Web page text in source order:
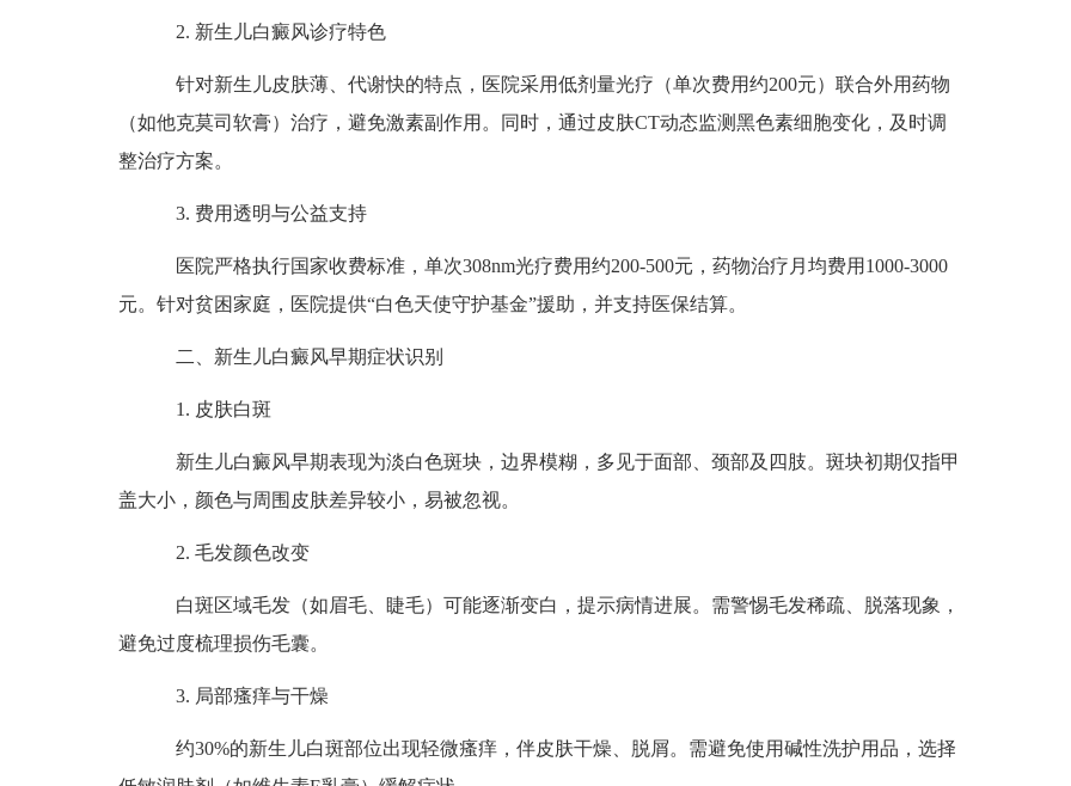
2. 新生儿白癜风诊疗特色
针对新生儿皮肤薄、代谢快的特点，医院采用低剂量光疗（单次费用约200元）联合外用药物
（如他克莫司软膏）治疗，避免激素副作用。同时，通过皮肤CT动态监测黑色素细胞变化，及时调
整治疗方案。
3. 费用透明与公益支持
医院严格执行国家收费标准，单次308nm光疗费用约200-500元，药物治疗月均费用1000-3000
元。针对贫困家庭，医院提供“白色天使守护基金”援助，并支持医保结算。
二、新生儿白癜风早期症状识别
1. 皮肤白斑
新生儿白癜风早期表现为淡白色斑块，边界模糊，多见于面部、颈部及四肢。斑块初期仅指甲
盖大小，颜色与周围皮肤差异较小，易被忽视。
2. 毛发颜色改变
白斑区域毛发（如眉毛、睫毛）可能逐渐变白，提示病情进展。需警惕毛发稀疏、脱落现象，
避免过度梳理损伤毛囊。
3. 局部瘙痒与干燥
约30%的新生儿白斑部位出现轻微瘙痒，伴皮肤干燥、脱屑。需避免使用碱性洗护用品，选择